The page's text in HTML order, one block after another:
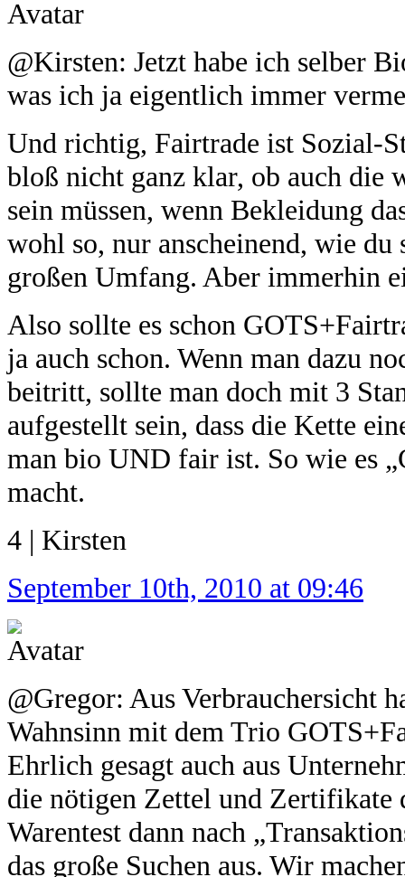
@Kirsten: Jetzt habe ich selber
was ich ja eigentlich immer
Und richtig, Fairtrade ist Sozial-
bloß nicht ganz klar, ob auch die
sein müssen, wenn Bekleidung
wohl so, nur anscheinend, wie
großen Umfang. Aber immerhin
Also sollte es schon
ja auch schon. Wenn man dazu
beitritt, sollte man doch mit 3
aufgestellt sein, dass die Kette
man bio UND fair ist. So wie es
macht.
4 | Kirsten
September 10th, 2010 at 09:46
@Gregor: Aus Verbrauchersicht
Wahnsinn mit dem Trio
Ehrlich gesagt auch aus
die nötigen Zettel und Zertifikate
Warentest dann nach
das große Suchen aus. Wir